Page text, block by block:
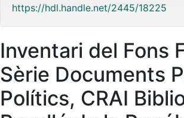
https://hdl.handle.net/2445/18225
Inventari del Fons
Sèrie Documents
Polítics, CRAI